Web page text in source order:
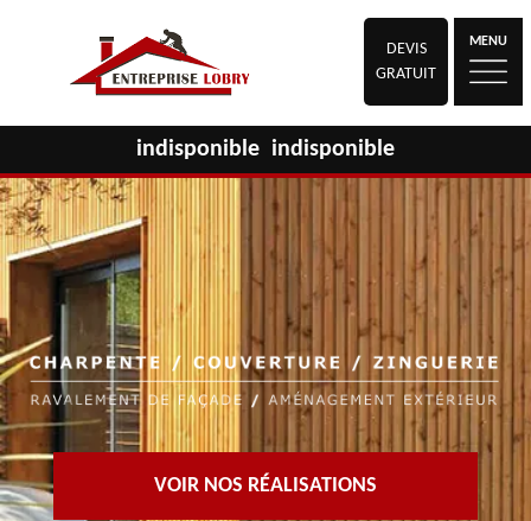
DEVIS
GRATUIT
MENU
indisponible indisponible
VOIR NOS RÉALISATIONS